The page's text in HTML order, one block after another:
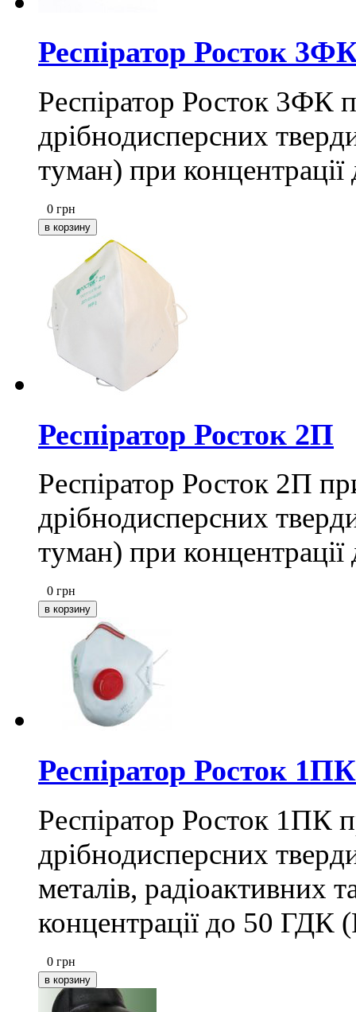
Респіратор Росток
Респіратор Росток 3ФК
дрібнодисперсних
туман) при
0 грн
Респіратор Росток 2П
Респіратор Росток 2П
дрібнодисперсних
туман) при
0 грн
Респіратор Росток 1ПК
Респіратор Росток 1ПК
дрібнодисперсних
металів, радіоактивних
концентрації до 50 ГДК
0 грн